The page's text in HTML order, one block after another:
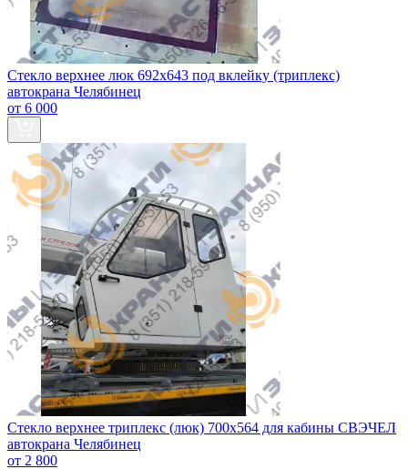
Стекло верхнее люк 692х643 под вклейку (триплекс)
автокрана Челябинец
от 6 000
Стекло верхнее триплекс (люк) 700х564 для кабины СВЭЧЕЛ
автокрана Челябинец
от 2 800